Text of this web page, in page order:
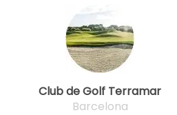
Club de Golf Terramar
Barcelona